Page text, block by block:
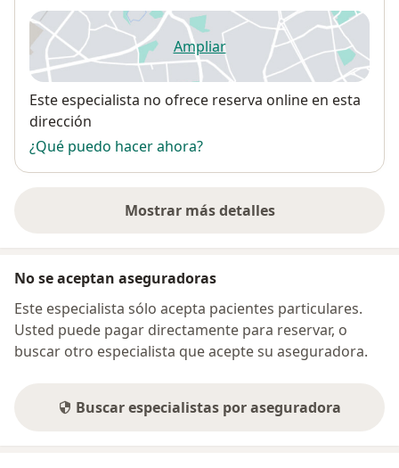
Ampliarse abre en una nueva
Disponibilidad
Este especialista no ofrece reserva online en esta
dirección
¿Qué puedo hacer ahora?
Mostrar más detalles
sobre la dirección
No se aceptan aseguradoras
Este especialista sólo acepta pacientes particulares.
Usted puede pagar directamente para reservar, o
buscar otro especialista que acepte su aseguradora.
Buscar especialistas por aseguradora